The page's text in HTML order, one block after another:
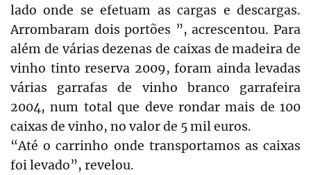
lado onde se efetuam as cargas e descargas.
Arrombaram dois portões ”, acrescentou. Para
além de várias dezenas de caixas de madeira de
vinho tinto reserva 2009, foram ainda levadas
várias garrafas de vinho branco garrafeira
2004, num total que deve rondar mais de 100
caixas de vinho, no valor de 5 mil euros.
“Até o carrinho onde transportamos as caixas
foi levado”, revelou.